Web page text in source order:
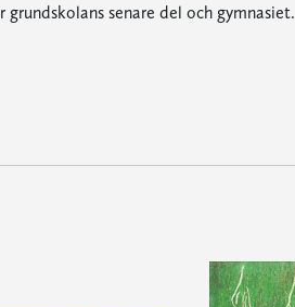
senare del och gymnasiet.